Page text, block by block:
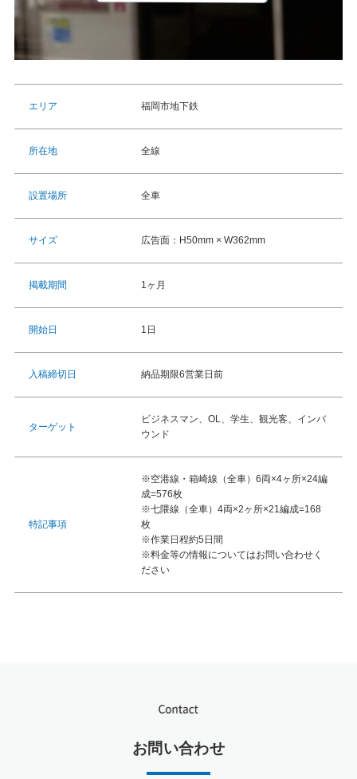
エリア 福岡市地下鉄
所在地 全線
設置場所 全車
サイズ 広告面：H50mm × W362mm
掲載期間 1ヶ月
開始日 1日
入稿締切日 納品期限6営業日前
ターゲット
ビジネスマン、OL、学生、観光客、インバ
ウンド
特記事項
※空港線・箱崎線（全車）6両×4ヶ所×24編
成=576枚
※七隈線（全車）4両×2ヶ所×21編成=168
枚
※作業日程約5日間
※料金等の情報についてはお問い合わせく
ださい
お問い合わせ